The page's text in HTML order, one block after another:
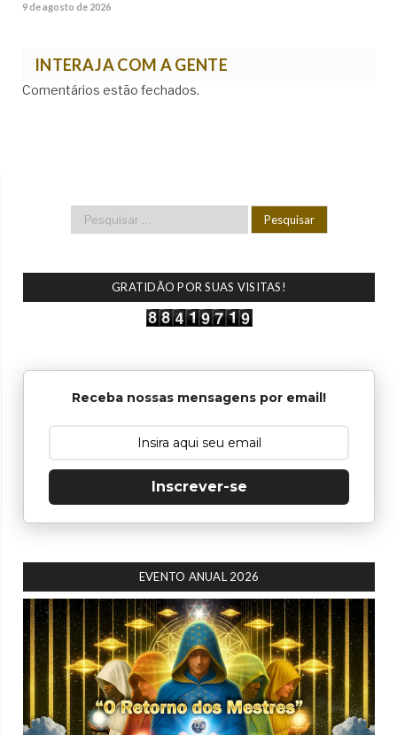
9 de agosto de 2026
INTERAJA COM A GENTE
Comentários estão fechados.
GRATIDÃO POR SUAS VISITAS!
Receba nossas mensagens por email!
Inscrever-se
EVENTO ANUAL 2026